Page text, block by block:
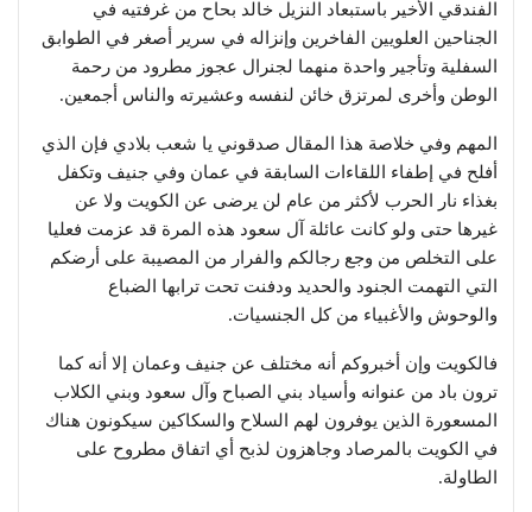
الفندقي الأخير باستبعاد النزيل خالد بحاح من غرفتيه في
الجناحين العلويين الفاخرين وإنزاله في سرير أصغر في الطوابق
السفلية وتأجير واحدة منهما لجنرال عجوز مطرود من رحمة
الوطن وأخرى لمرتزق خائن لنفسه وعشيرته والناس أجمعين.
المهم وفي خلاصة هذا المقال صدقوني يا شعب بلادي فإن الذي
أفلح في إطفاء اللقاءات السابقة في عمان وفي جنيف وتكفل
بغذاء نار الحرب لأكثر من عام لن يرضى عن الكويت ولا عن
غيرها حتى ولو كانت عائلة آل سعود هذه المرة قد عزمت فعليا
على التخلص من وجع رجالكم والفرار من المصيبة على أرضكم
التي التهمت الجنود والحديد ودفنت تحت ترابها الضباع
والوحوش والأغبياء من كل الجنسيات.
فالكويت وإن أخبروكم أنه مختلف عن جنيف وعمان إلا أنه كما
ترون باد من عنوانه وأسياد بني الصباح وآل سعود وبني الكلاب
المسعورة الذين يوفرون لهم السلاح والسكاكين سيكونون هناك
في الكويت بالمرصاد وجاهزون لذبح أي اتفاق مطروح على
الطاولة.